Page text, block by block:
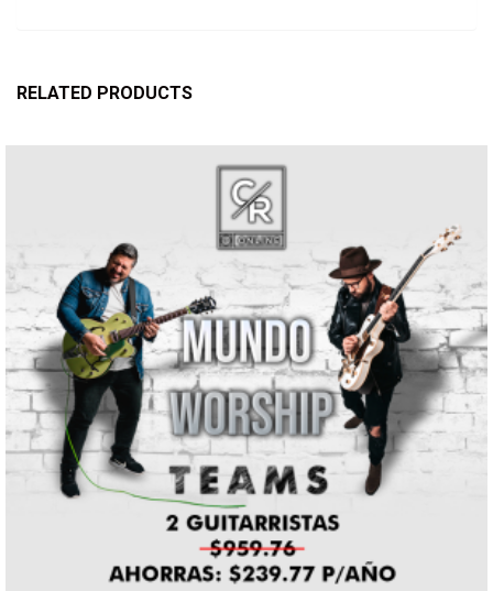
RELATED PRODUCTS